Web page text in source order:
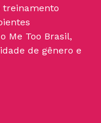
treinamento
Me Too Brasil,
de gênero e